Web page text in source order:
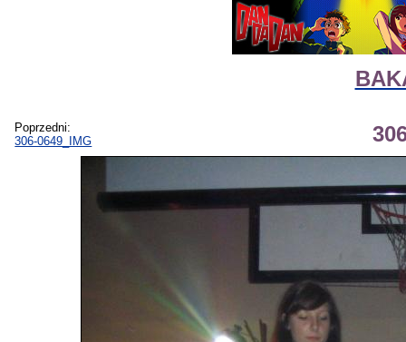
Poprzedni:
306-0649_IMG